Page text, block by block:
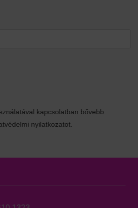
kapcsolatban bővebb
nyilatkozatot.